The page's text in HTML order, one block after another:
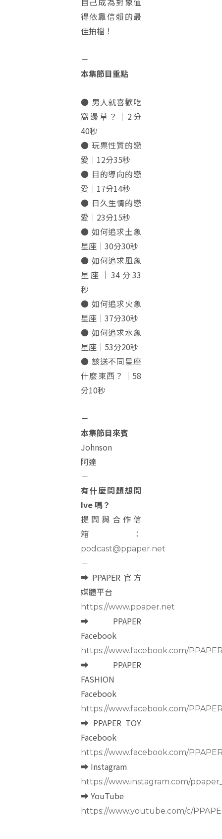
得依靠信賴的最
佳拍檔！
－
本集節目重點
● 男人就喜歡吃
窩邊草？｜2分
40秒
● 玩票性質的戀
愛｜12分35秒
● 目的導向的戀
愛｜17分14秒
● 日久生情的戀
愛｜23分15秒
● 如何追求土象
星座｜30分30秒
● 如何追求風象
星座｜34分33
秒
● 如何追求火象
星座｜37分30秒
● 如何追求水象
星座｜53分20秒
● 該送不同星座
什麼東西？｜58
分10秒
－
本集節目來賓
Johnson
阿達
－
有什麼問題想問
Ive 嗎？
提問與合作信
箱：
podcast@ppaper.net
－
➡ PPAPER 官方
媒體平台
https://www.ppaper.net
➡ PPAPER
Facebook
https://www.facebook.com/
➡ PPAPER
FASHION
Facebook
https://www.facebook.com/
➡ PPAPER TOY
Facebook
https://www.facebook.com/
➡ Instagram
https://www.instagram.com/
➡ YouTube
https://www.youtube.com/c/